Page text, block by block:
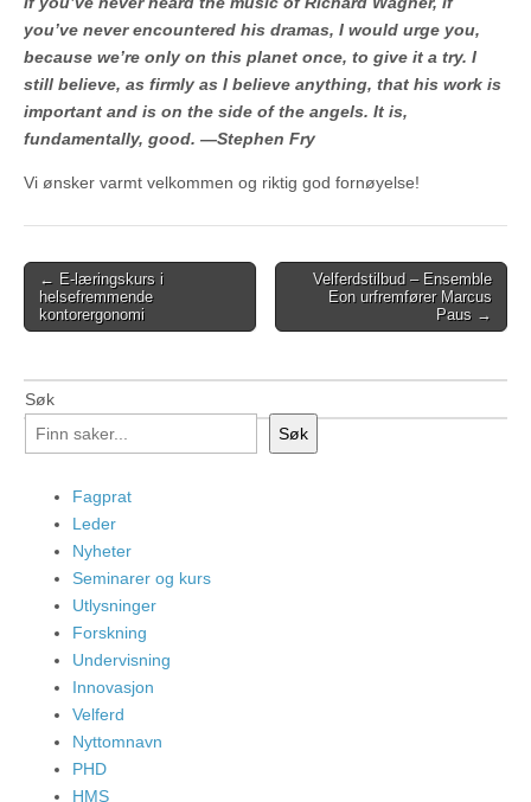
you’ve never encountered his dramas, I would urge you,
because we’re only on this planet once, to give it a try. I
still believe, as firmly as I believe anything, that his work is
important and is on the side of the angels. It is,
fundamentally, good. —Stephen Fry
Vi ønsker varmt velkommen og riktig god fornøyelse!
Post
navigation
← E-læringskurs i
helsefremmende
kontorergonomi
Velferdstilbud – Ensemble
Eon urfremfører Marcus
Paus →
Søk
Søk
Fagprat
Leder
Nyheter
Seminarer og kurs
Utlysninger
Forskning
Undervisning
Innovasjon
Velferd
Nyttomnavn
PHD
HMS